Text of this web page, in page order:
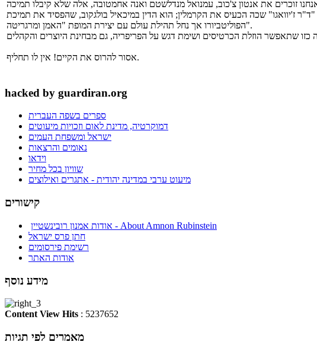
ז'יוואגו" שכה הכעיס את הקרמלין; הוא הדין במיכאיל בולגקוב, שהפסיד את תמיכת
הפוליטביורו אך נחל תהילת עולם עם יצירת המופת "האמן ומרגריטה".
אסור להרוס את הקיים! אין לו תחליף.
hacked by guardiran.org
ספרים בשפה העברית
דמוקרטיה, מדינת לאום וזכויות מיעוטים
ישראל ומשפחת העמים
נאומים והרצאות
וידאו
שוויון בכל מחיר
מיעוט ערבי במדינה יהודית - אתגרים ואילוצים
קישורים
אודות אמנון רובינשטיין - About Amnon Rubinstein
חתן פרס ישראל
רשימת פירסומים
אודות האתר
מידע נוסף
Content View Hits : 5237652
מאמרים לפי תגיות